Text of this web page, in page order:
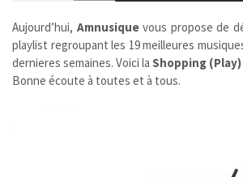
Aujourd’hui, Amnusiquevous propose de
playlist regroupant les 19 meilleures
dernieres semaines. Voici la Shopping
Bonne écoute à toutes et à tous.